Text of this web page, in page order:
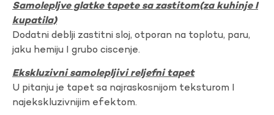
Samolepljve glatke tapete sa zastitom(za kuhinje I
kupatila)
Dodatni deblji zastitni sloj, otporan na toplotu, paru,
jaku hemiju I grubo ciscenje.
Ekskluzivni samolepljivi reljefni tapet
U pitanju je tapet sa najraskosnijom teksturom I
najekskluzivnijim efektom.